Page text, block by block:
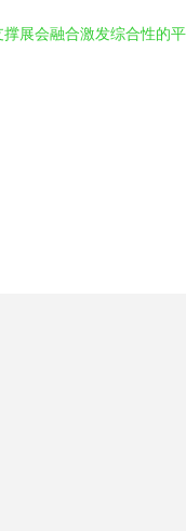
展会融合激发综合性的